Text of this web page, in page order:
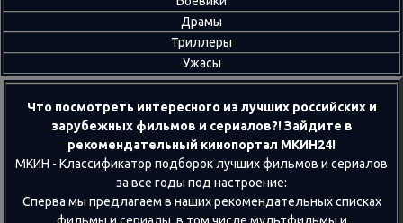
Драмы
Триллеры
Ужасы
Что посмотреть интересного из лучших российских и
зарубежных фильмов и сериалов?! Зайдите в
рекомендательный кинопортал МКИН24!
МКИН - Классификатор подборок лучших фильмов и сериалов
за все годы под настроение:
Сперва мы предлагаем в наших рекомендательных списках